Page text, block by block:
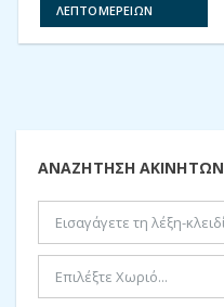
ΛΕΠΤΟΜΕΡΕΙΏΝ
ΑΝΑΖΉΤΗΣΗ ΑΚΙΝΉΤΩΝ